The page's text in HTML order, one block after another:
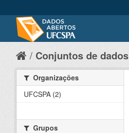
Conjuntos de dados
Organizações
UFCSPA (2)
Grupos